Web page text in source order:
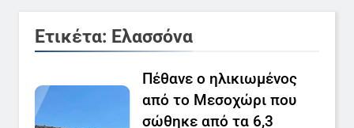
Ετικέτα: Ελασσόνα
Πέθανε ο ηλικιωμένος
από το Μεσοχώρι που
σώθηκε από τα 6,3
5